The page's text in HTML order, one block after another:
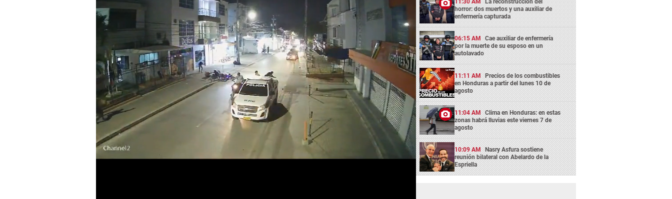
0
seconds
50
secondsVolume
11:30 AM La reconstrucción del
horror: dos muertos y una auxiliar de
enfermería capturada
06:15 AM Cae auxiliar de enfermería
por la muerte de su esposo en un
autolavado
11:11 AM Precios de los combustibles
en Honduras a partir del lunes 10 de
agosto
11:04 AM Clima en Honduras: en estas
zonas habrá lluvias este viernes 7 de
agosto
10:09 AM Nasry Asfura sostiene
reunión bilateral con Abelardo de la
Espriella